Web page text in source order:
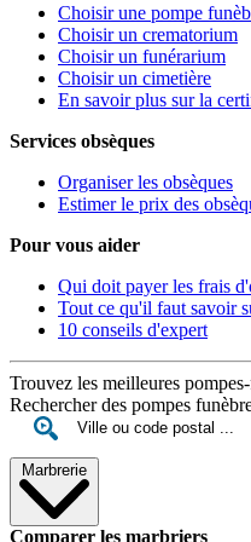
Choisir une pompe
Choisir un crematorium
Choisir un funérarium
Choisir un cimetière
En savoir plus sur la
Services obsèques
Organiser les obsèques
Estimer le prix des
Pour vous aider
Qui doit payer les frais
Tout ce qu'il faut savoir
10 conseils d'expert
Trouvez les meilleures
Rechercher des pompes
Marbrerie
Comparer les marbriers